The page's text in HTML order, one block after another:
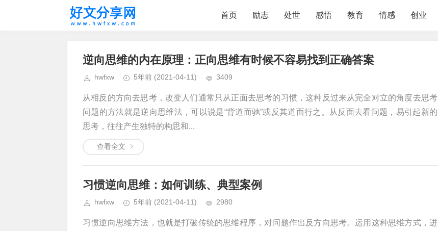
首页 励志 处世 感悟 教育 情感 创业
逆向思维的内在原理：正向思维有时候不容易找到正确答案
hwfxw 5年前 (2021-04-11) 3409
从相反的方向去思考，改变人们通常只从正面去思考的习惯，这种反过来从完全对立的角度去思考
问题的方法就是逆向思维法，可以说是“背道而驰”或反其道而行之。从反面去看问题，易引起新的
思考，往往产生独特的构思和...
查看全文
习惯逆向思维：如何训练、典型案例
hwfxw 5年前 (2021-04-11) 2980
习惯逆向思维方法，也就是打破传统的思维程序，对问题作出反方向思考。运用这种思维方式，进